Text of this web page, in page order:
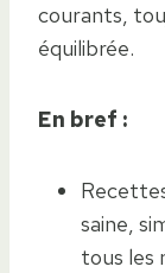
courants,
équilibrée.
En bref :
saine,
tous les